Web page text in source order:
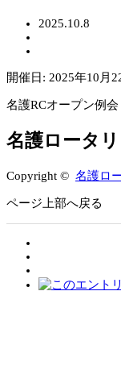
2025.10.8
開催日: 2025年10月
名護RCオープン例会
名護ロータ
Copyright © 名護ロ
ページ上部へ戻る